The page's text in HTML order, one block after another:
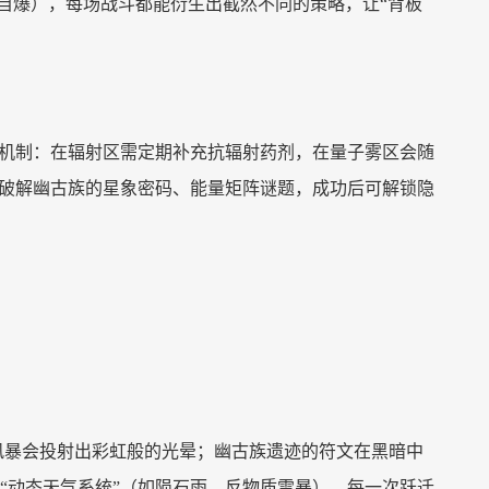
爆），每场战斗都能衍生出截然不同的策略，让“背板
制：在辐射区需定期补充抗辐射药剂，在量子雾区会随
解幽古族的星象密码、能量矩阵谜题，成功后可解锁隐
会投射出彩虹般的光晕；幽古族遗迹的符文在黑暗中